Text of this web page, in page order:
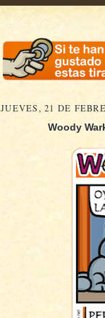
JUEVES, 21 DE
Woody